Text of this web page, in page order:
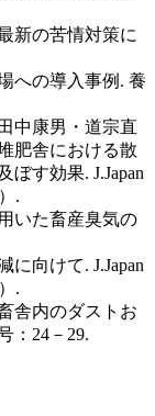
新の苦情対策に
への導入事例. 養
中康男・道宗直
肥舎における散
す効果. J.Japan
.
いた畜産臭気の
に向けて. J.Japan
.
舎内のダストお
：24－29.